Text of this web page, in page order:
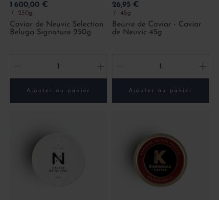
Prix
1 600,00 €
250g
Caviar de Neuvic Selection
Beluga Signature 250g
- +
Ajouter au panier
Prix
26,95 €
45g
Beurre de Caviar - Caviar
de Neuvic 45g
- +
Ajouter au panier